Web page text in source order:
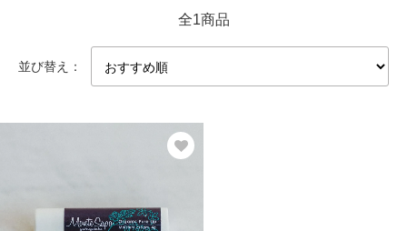
全1商品
並び替え：